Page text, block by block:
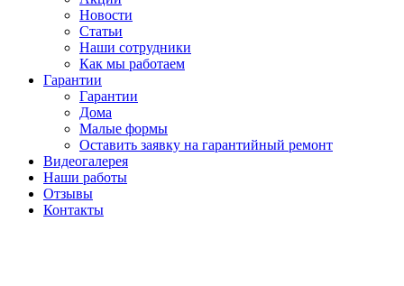
Новости
Статьи
Наши сотрудники
Как мы работаем
Гарантии
Гарантии
Дома
Малые формы
Оставить заявку на гарантийный ремонт
Видеогалерея
Наши работы
Отзывы
Контакты